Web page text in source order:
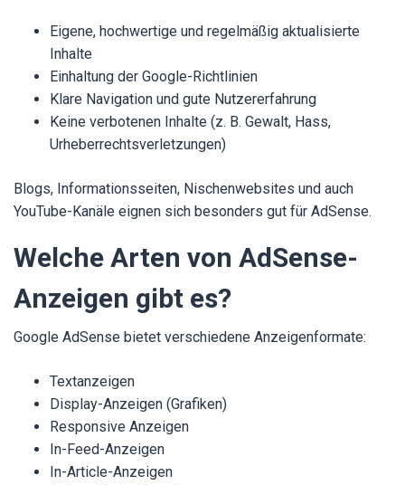
Eigene, hochwertige und regelmäßig aktualisierte
Inhalte
Einhaltung der Google-Richtlinien
Klare Navigation und gute Nutzererfahrung
Keine verbotenen Inhalte (z. B. Gewalt, Hass,
Urheberrechtsverletzungen)
Blogs, Informationsseiten, Nischenwebsites und auch
YouTube-Kanäle eignen sich besonders gut für AdSense.
Welche Arten von AdSense-
Anzeigen gibt es?
Google AdSense bietet verschiedene Anzeigenformate:
Textanzeigen
Display-Anzeigen (Grafiken)
Responsive Anzeigen
In-Feed-Anzeigen
In-Article-Anzeigen